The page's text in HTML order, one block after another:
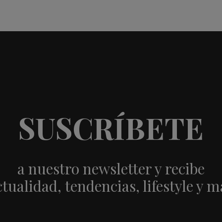
SUSCRÍBETE
a nuestro newsletter y recibe
tendencias, lifestyle y